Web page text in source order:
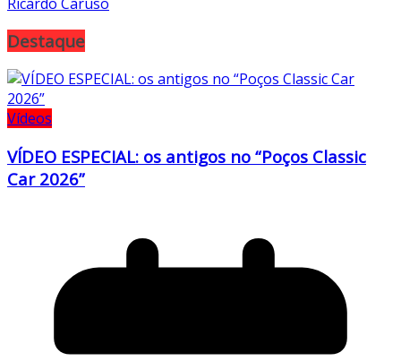
Destaque
Vídeos
VÍDEO ESPECIAL: os antigos no “Poços Classic
Car 2026”